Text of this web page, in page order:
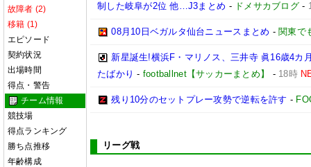
故障者 (2)
移籍 (1)
エピソード
契約状況
出場時間
得点・警告
チーム情報
競技場
得点ランキング
勝ち点推移
年齢構成
制した岐阜が2位 他…J3まとめ - ドメサカブログ-
08月10日ベガルタ仙台ニュースまとめ - 関東で
新星誕生!横浜F・マリノス、三井寺 眞16歳4カ
たばかり - footballnet【サッカーまとめ】 - 18時
残り10分のセットプレー攻勢で逆転を許す -
リーグ戦